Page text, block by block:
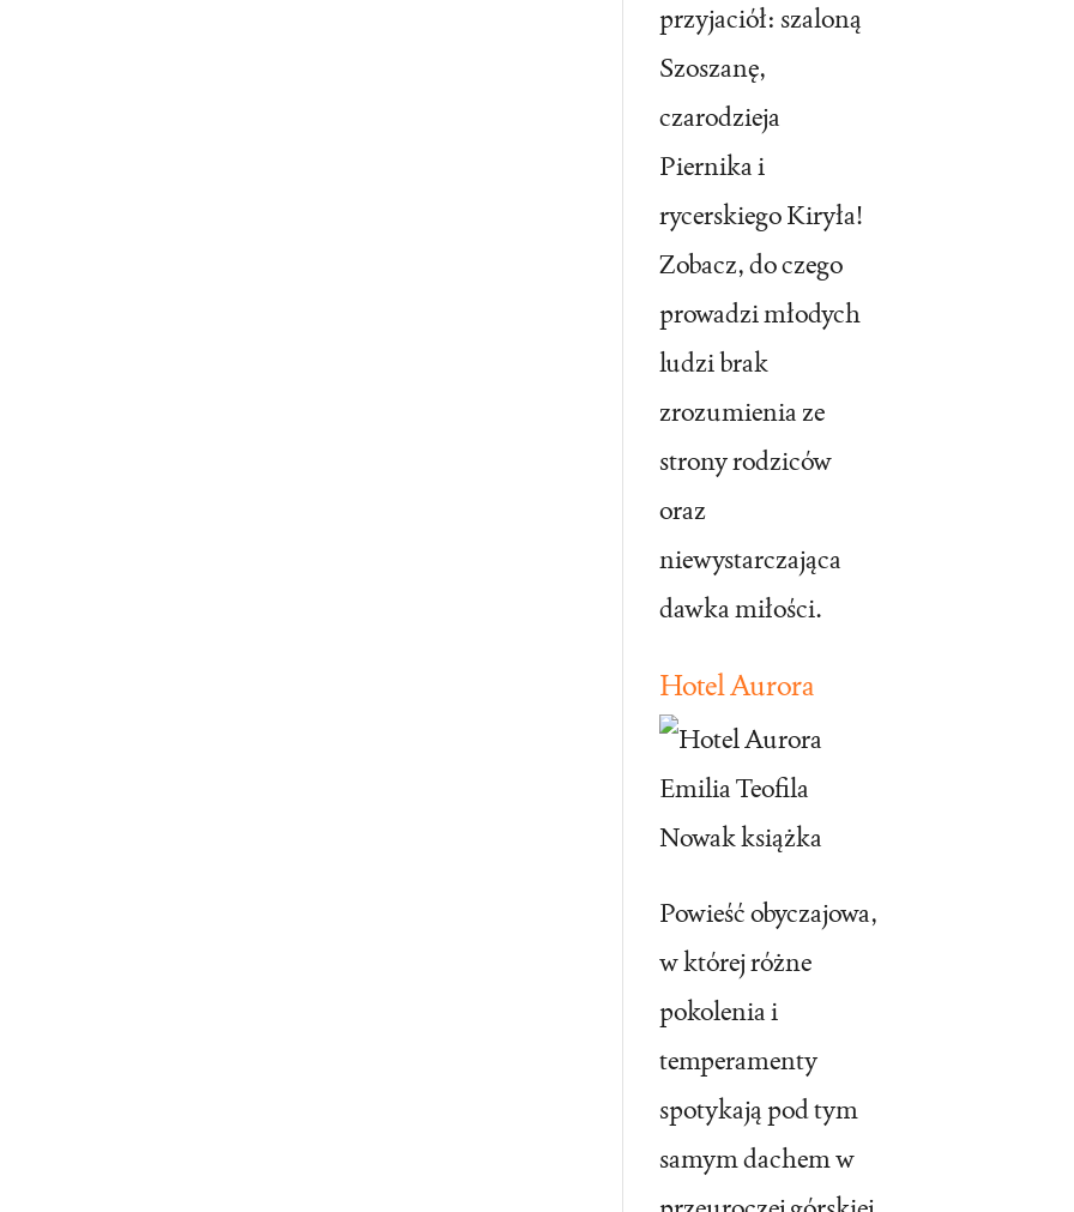
przyjaciół: szaloną
Szoszanę,
czarodzieja
Piernika i
rycerskiego Kiryła!
Zobacz, do czego
prowadzi młodych
ludzi brak
zrozumienia ze
strony rodziców
oraz
niewystarczająca
dawka miłości.
Hotel Aurora
Powieść obyczajowa,
w której różne
pokolenia i
temperamenty
spotykają pod tym
samym dachem w